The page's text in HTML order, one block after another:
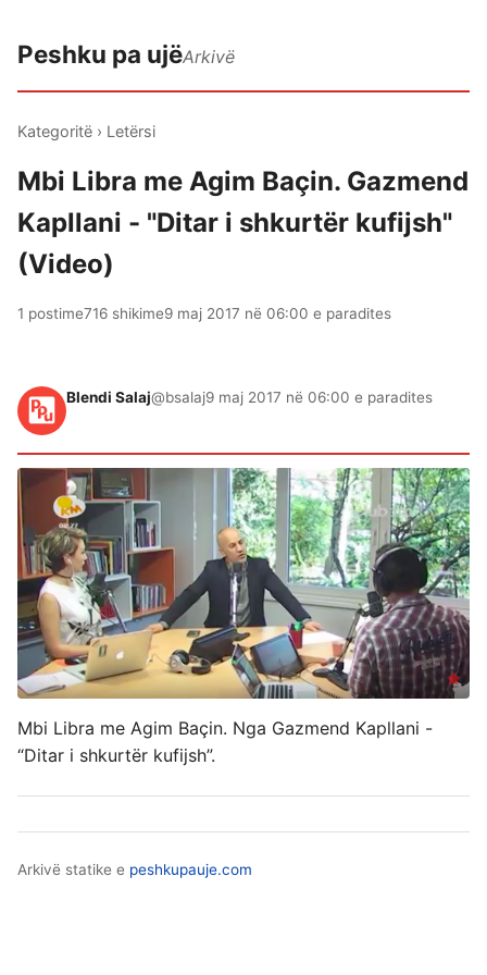
Peshku pa ujëArkivë
Kategoritë › Letërsi
Mbi Libra me Agim Baçin. Gazmend
Kapllani - "Ditar i shkurtër kufijsh"
(Video)
1 postime716 shikime9 maj 2017 në 06:00 e paradites
Blendi Salaj@bsalaj9 maj 2017 në 06:00 e paradites
Mbi Libra me Agim Baçin. Nga Gazmend Kapllani -
“Ditar i shkurtër kufijsh”.
Arkivë statike e peshkupauje.com